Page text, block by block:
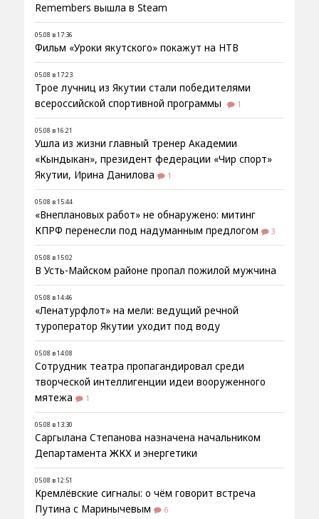
Remembers вышла в Steam
05.08 в 17:36
Фильм «Уроки якутского» покажут на НТВ
05.08 в 17:23
Трое лучниц из Якутии стали победителями
всероссийской спортивной программы
1
05.08 в 16:21
Ушла из жизни главный тренер Академии
«Кындыкан», президент федерации «Чир спорт»
Якутии, Ирина Данилова
1
05.08 в 15:44
«Внеплановых работ» не обнаружено: митинг
КПРФ перенесли под надуманным предлогом
3
05.08 в 15:02
В Усть-Майском районе пропал пожилой мужчина
05.08 в 14:46
«Ленатурфлот» на мели: ведущий речной
туроператор Якутии уходит под воду
05.08 в 14:08
Сотрудник театра пропагандировал среди
творческой интеллигенции идеи вооруженного
мятежа
1
05.08 в 13:30
Саргылана Степанова назначена начальником
Департамента ЖКХ и энергетики
05.08 в 12:51
Кремлёвские сигналы: о чём говорит встреча
Путина с Маринычевым
6